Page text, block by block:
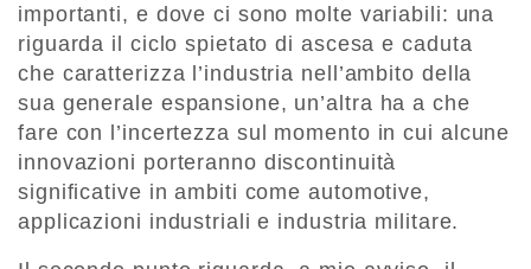
importanti, e dove ci sono molte variabili: una
riguarda il ciclo spietato di ascesa e caduta
che caratterizza l’industria nell’ambito della
sua generale espansione, un’altra ha a che
fare con l’incertezza sul momento in cui alcune
innovazioni porteranno discontinuità
significative in ambiti come automotive,
applicazioni industriali e industria militare.